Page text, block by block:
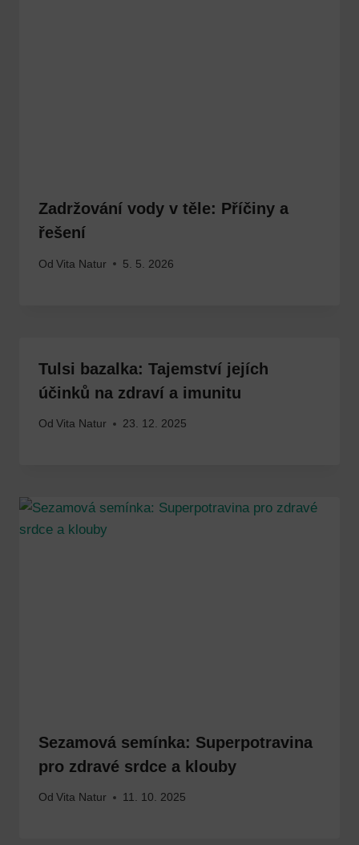
Zadržování vody v těle: Příčiny a
řešení
Od Vita Natur 5. 5. 2026
Tulsi bazalka: Tajemství jejích
účinků na zdraví a imunitu
Od Vita Natur 23. 12. 2025
Sezamová semínka: Superpotravina
pro zdravé srdce a klouby
Od Vita Natur 11. 10. 2025